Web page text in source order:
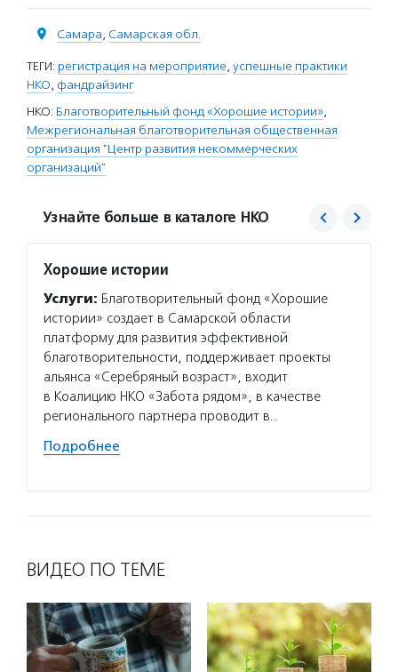
Самара, Самарская обл.
ТЕГИ: регистрация на мероприятие, успешные практики
НКО, фандрайзинг
НКО: Благотворительный фонд «Хорошие истории»,
Межрегиональная благотворительная общественная
организация "Центр развития некоммерческих
организаций"
Узнайте больше в каталоге НКО
Хорошие истории
Услуги: Благотворительный фонд «Хорошие
истории» создает в Самарской области
платформу для развития эффективной
благотворительности, поддерживает проекты
альянса «Серебряный возраст», входит
в Коалицию НКО «Забота рядом», в качестве
регионального партнера проводит в…
Подробнее
ВИДЕО ПО ТЕМЕ